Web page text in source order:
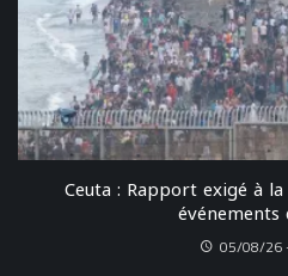
Ceuta : Rapport exigé à
05/08/26